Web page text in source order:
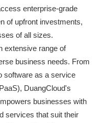
enterprise-grade
of upfront investments,
of all sizes.
extensive range of
business needs. From
software as a service
DuangCloud's
businesses with
services that suit their